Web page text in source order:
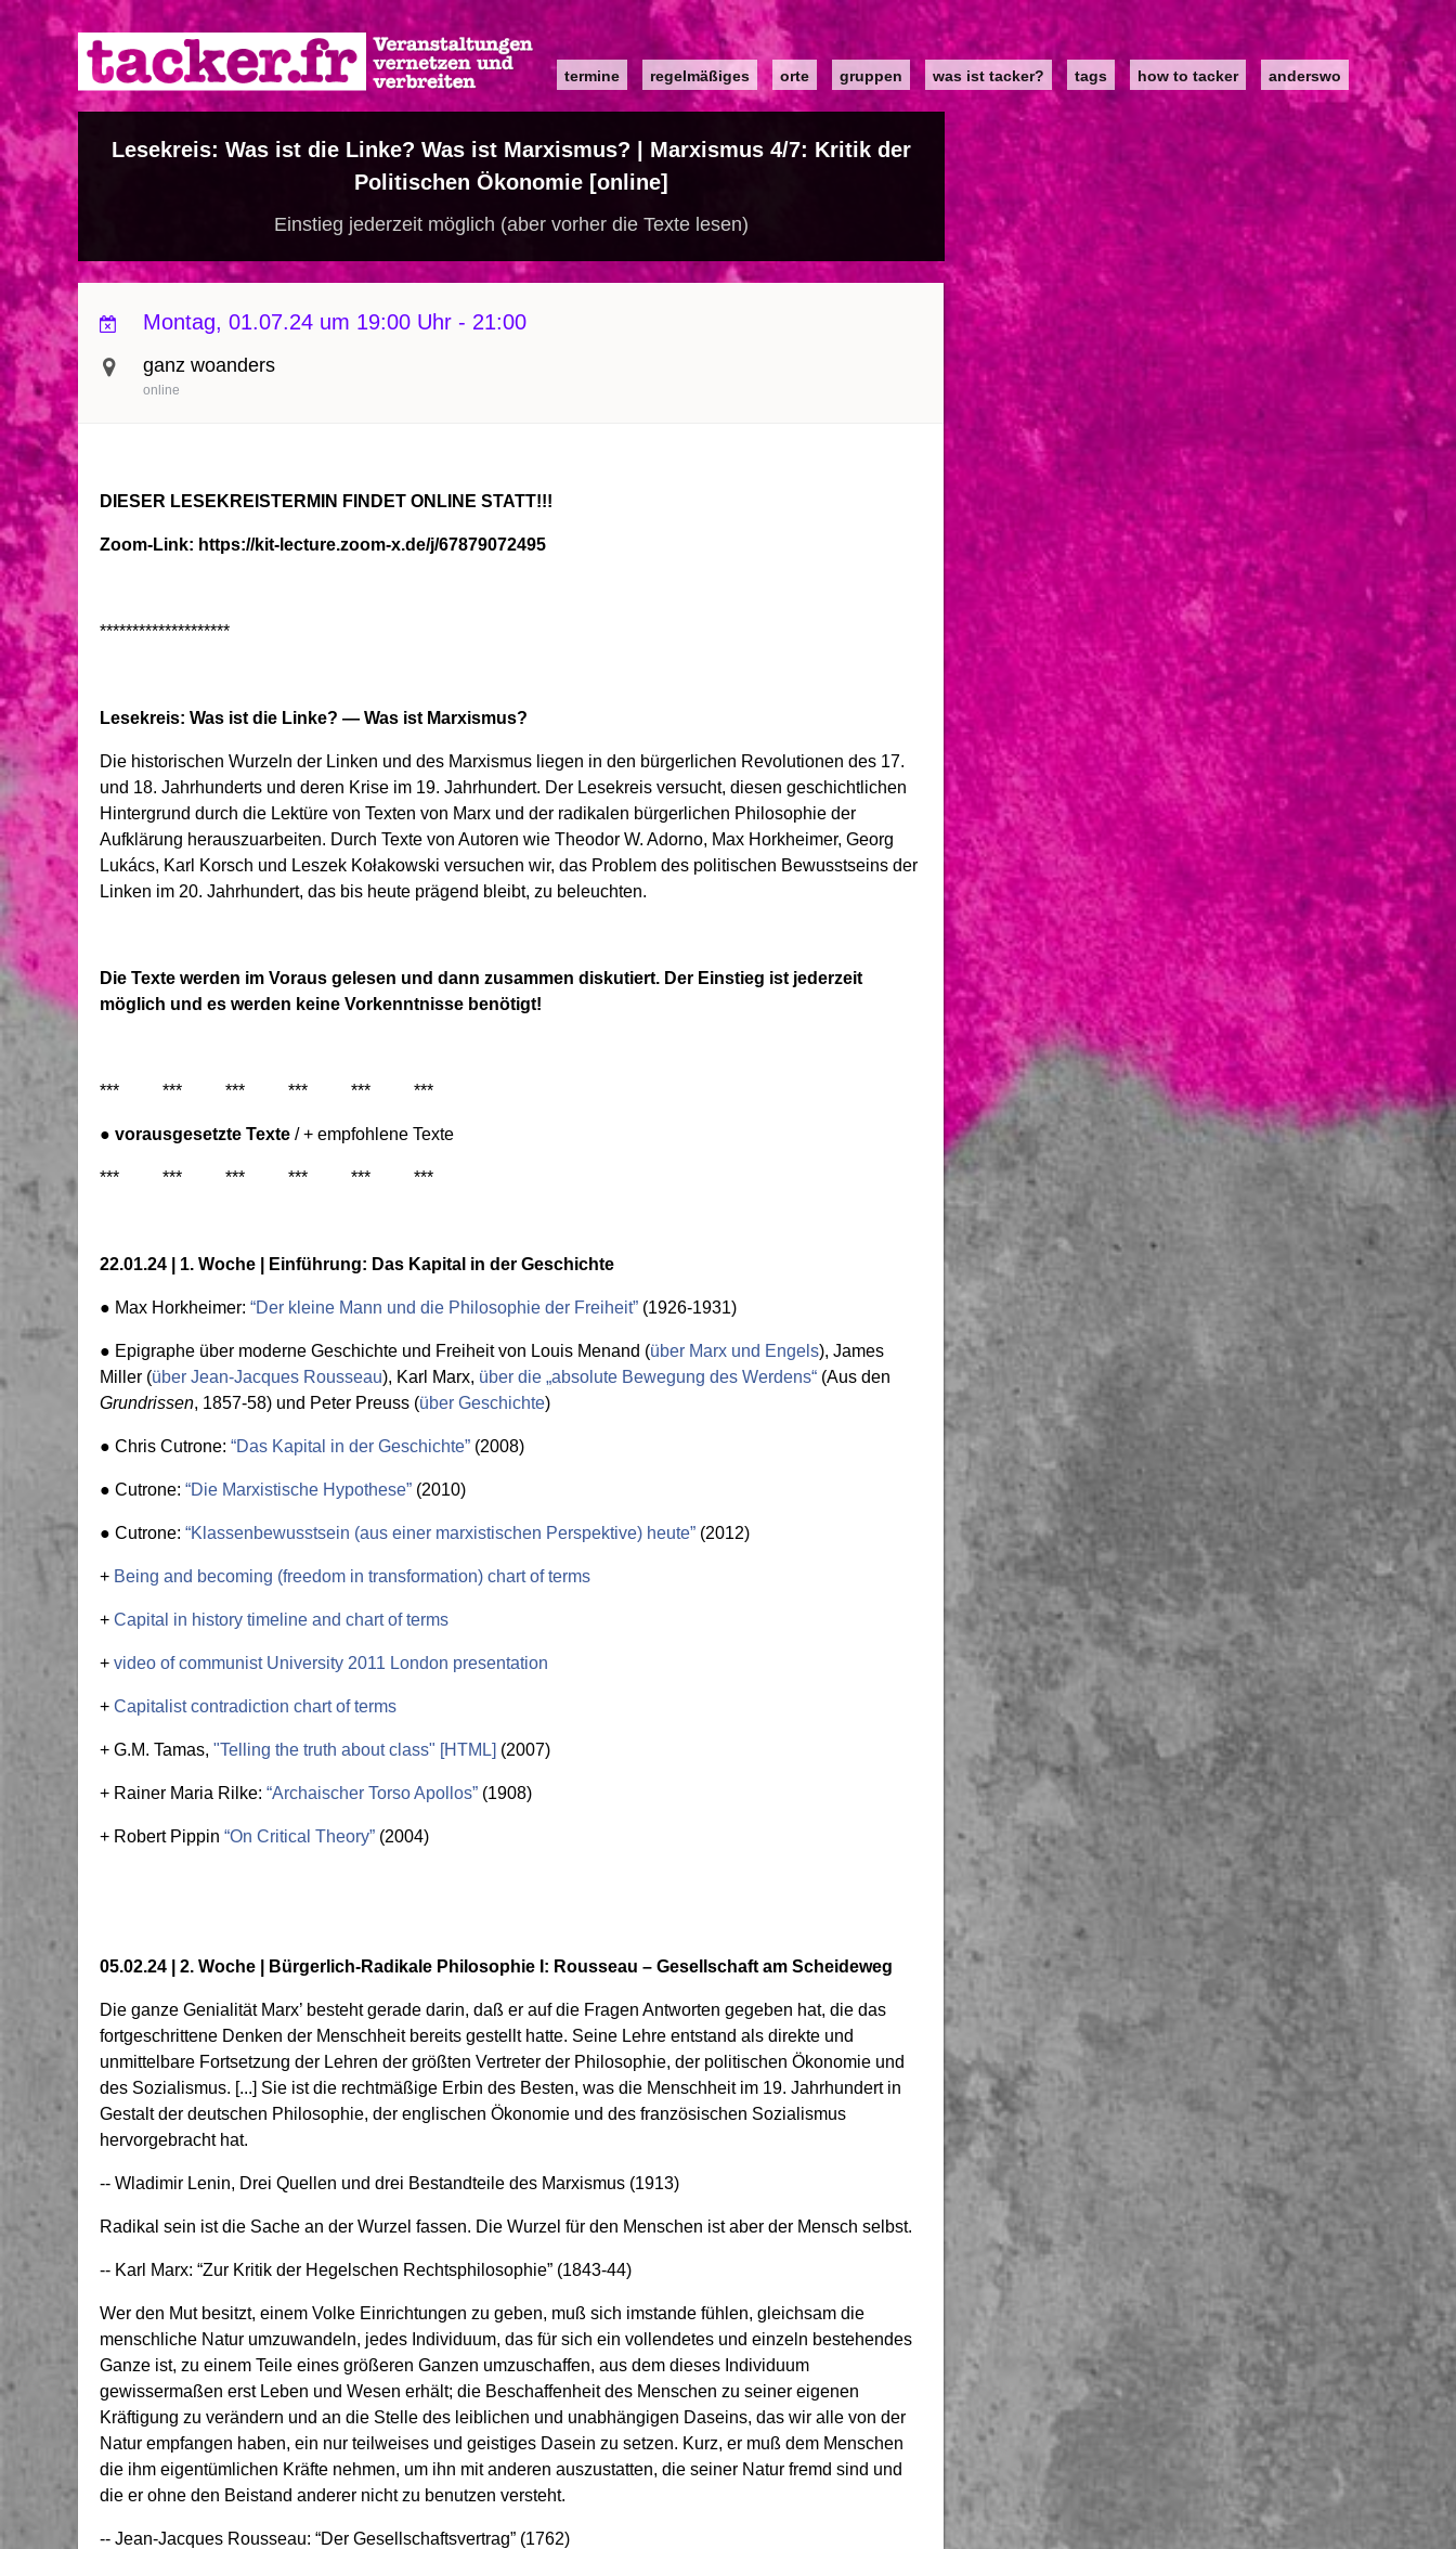
Inhalt
Main
navigation
termine regelmäßiges orte gruppen was ist tacker? tags how to tacker anderswo
Lesekreis: Was ist die Linke? Was ist Marxismus? | Marxismus 4/7: Kritik der
Politischen Ökonomie [online]
Einstieg jederzeit möglich (aber vorher die Texte lesen)
Montag, 01.07.24 um 19:00 Uhr - 21:00
ganz woanders
online
DIESER LESEKREISTERMIN FINDET ONLINE STATT!!!
Zoom-Link: https://kit-lecture.zoom-x.de/j/67879072495
********************
Lesekreis: Was ist die Linke? — Was ist Marxismus?
Die historischen Wurzeln der Linken und des Marxismus liegen in den bürgerlichen Revolutionen des 17.
und 18. Jahrhunderts und deren Krise im 19. Jahrhundert. Der Lesekreis versucht, diesen geschichtlichen
Hintergrund durch die Lektüre von Texten von Marx und der radikalen bürgerlichen Philosophie der
Aufklärung herauszuarbeiten. Durch Texte von Autoren wie Theodor W. Adorno, Max Horkheimer, Georg
Lukács, Karl Korsch und Leszek Kołakowski versuchen wir, das Problem des politischen Bewusstseins der
Linken im 20. Jahrhundert, das bis heute prägend bleibt, zu beleuchten.
Die Texte werden im Voraus gelesen und dann zusammen diskutiert. Der Einstieg ist jederzeit
möglich und es werden keine Vorkenntnisse benötigt!
*** *** *** *** *** ***
● vorausgesetzte Texte / + empfohlene Texte
*** *** *** *** *** ***
22.01.24 | 1. Woche | Einführung: Das Kapital in der Geschichte
● Max Horkheimer: “Der kleine Mann und die Philosophie der Freiheit” (1926-1931)
● Epigraphe über moderne Geschichte und Freiheit von Louis Menand (über Marx und Engels), James
Miller (über Jean-Jacques Rousseau), Karl Marx, über die „absolute Bewegung des Werdens“ (Aus den
Grundrissen, 1857-58) und Peter Preuss (über Geschichte)
● Chris Cutrone: “Das Kapital in der Geschichte” (2008)
● Cutrone: “Die Marxistische Hypothese” (2010)
● Cutrone: “Klassenbewusstsein (aus einer marxistischen Perspektive) heute” (2012)
+ Being and becoming (freedom in transformation) chart of terms
+ Capital in history timeline and chart of terms
+ video of communist University 2011 London presentation
+ Capitalist contradiction chart of terms
+ G.M. Tamas, "Telling the truth about class" [HTML] (2007)
+ Rainer Maria Rilke: “Archaischer Torso Apollos” (1908)
+ Robert Pippin “On Critical Theory” (2004)
05.02.24 | 2. Woche | Bürgerlich-Radikale Philosophie I: Rousseau – Gesellschaft am Scheideweg
Die ganze Genialität Marx’ besteht gerade darin, daß er auf die Fragen Antworten gegeben hat, die das
fortgeschrittene Denken der Menschheit bereits gestellt hatte. Seine Lehre entstand als direkte und
unmittelbare Fortsetzung der Lehren der größten Vertreter der Philosophie, der politischen Ökonomie und
des Sozialismus. [...] Sie ist die rechtmäßige Erbin des Besten, was die Menschheit im 19. Jahrhundert in
Gestalt der deutschen Philosophie, der englischen Ökonomie und des französischen Sozialismus
hervorgebracht hat.
-- Wladimir Lenin, Drei Quellen und drei Bestandteile des Marxismus (1913)
Radikal sein ist die Sache an der Wurzel fassen. Die Wurzel für den Menschen ist aber der Mensch selbst.
-- Karl Marx: “Zur Kritik der Hegelschen Rechtsphilosophie” (1843-44)
Wer den Mut besitzt, einem Volke Einrichtungen zu geben, muß sich imstande fühlen, gleichsam die
menschliche Natur umzuwandeln, jedes Individuum, das für sich ein vollendetes und einzeln bestehendes
Ganze ist, zu einem Teile eines größeren Ganzen umzuschaffen, aus dem dieses Individuum
gewissermaßen erst Leben und Wesen erhält; die Beschaffenheit des Menschen zu seiner eigenen
Kräftigung zu verändern und an die Stelle des leiblichen und unabhängigen Daseins, das wir alle von der
Natur empfangen haben, ein nur teilweises und geistiges Dasein zu setzen. Kurz, er muß dem Menschen
die ihm eigentümlichen Kräfte nehmen, um ihn mit anderen auszustatten, die seiner Natur fremd sind und
die er ohne den Beistand anderer nicht zu benutzen versteht.
-- Jean-Jacques Rousseau: “Der Gesellschaftsvertrag” (1762)